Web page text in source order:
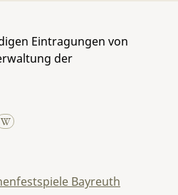
Eintragungen von
der
Bayreuth